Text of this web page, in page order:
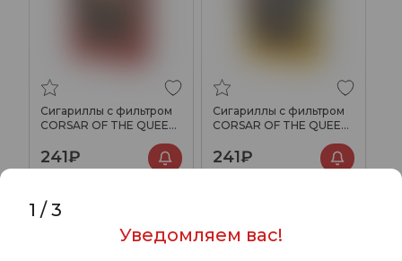
Сигариллы с фильтром
CORSAR OF THE QUEEN
241₽
Сигариллы с фильтром
CORSAR OF THE QUEEN
241₽
ХИТ
1 /3
Уведомляем вас!